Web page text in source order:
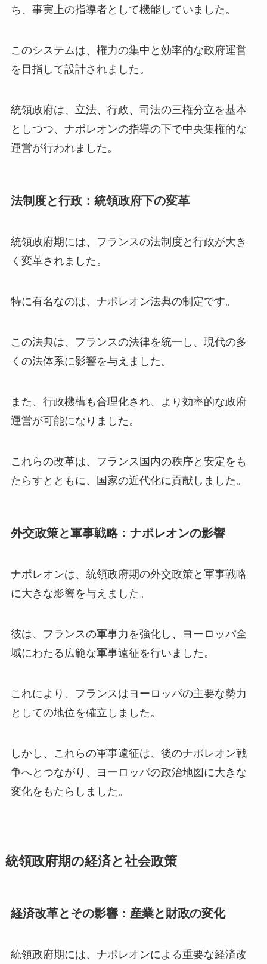
ち、事実上の指導者として機能していました。
このシステムは、権力の集中と効率的な政府運営
を目指して設計されました。
統領政府は、立法、行政、司法の三権分立を基本
としつつ、ナポレオンの指導の下で中央集権的な
運営が行われました。
法制度と行政：統領政府下の変革
統領政府期には、フランスの法制度と行政が大き
く変革されました。
特に有名なのは、ナポレオン法典の制定です。
この法典は、フランスの法律を統一し、現代の多
くの法体系に影響を与えました。
また、行政機構も合理化され、より効率的な政府
運営が可能になりました。
これらの改革は、フランス国内の秩序と安定をも
たらすとともに、国家の近代化に貢献しました。
外交政策と軍事戦略：ナポレオンの影響
ナポレオンは、統領政府期の外交政策と軍事戦略
に大きな影響を与えました。
彼は、フランスの軍事力を強化し、ヨーロッパ全
域にわたる広範な軍事遠征を行いました。
これにより、フランスはヨーロッパの主要な勢力
としての地位を確立しました。
しかし、これらの軍事遠征は、後のナポレオン戦
争へとつながり、ヨーロッパの政治地図に大きな
変化をもたらしました。
統領政府期の経済と社会政策
経済改革とその影響：産業と財政の変化
統領政府期には、ナポレオンによる重要な経済改